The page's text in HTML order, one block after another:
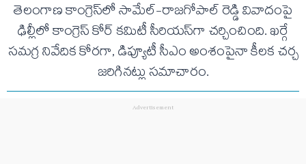
తెలంగాణ కాంగ్రెస్‌లో సామేల్-రాజగోపాల్ రెడ్డి వివాదంపై
ఢిల్లీలో కాంగ్రెస్ కోర్ కమిటీ సీరియస్‌గా చర్చించింది. ఖర్గే
సమగ్ర నివేదిక కోరగా, డిప్యూటీ సీఎం అంశంపైనా కీలక చర్చ
జరిగినట్లు సమాచారం.